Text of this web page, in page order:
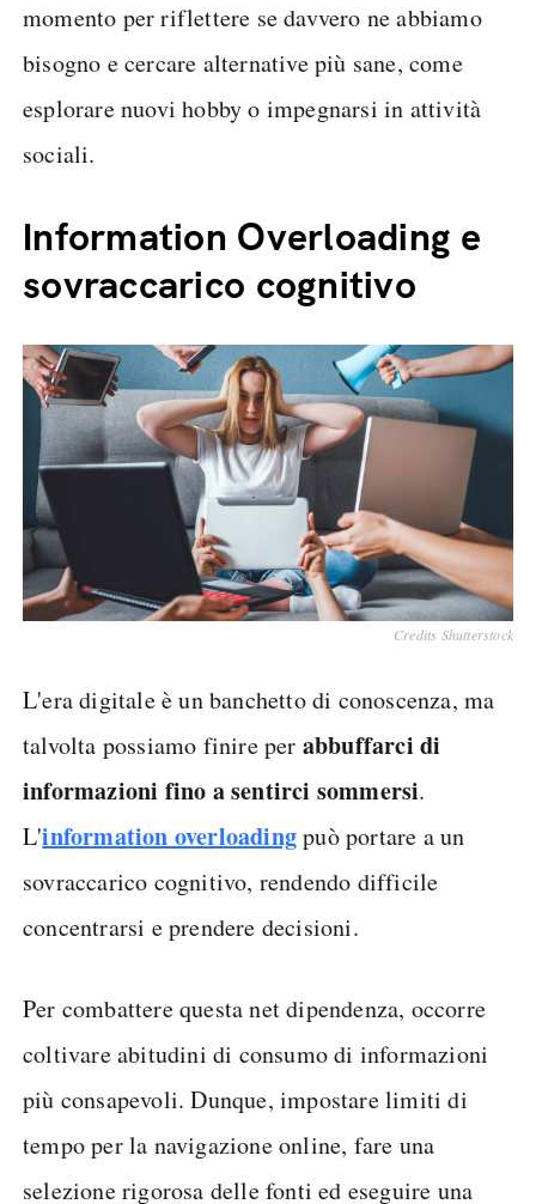
momento per riflettere se davvero ne abbiamo
bisogno e cercare alternative più sane, come
esplorare nuovi hobby o impegnarsi in attività
sociali.
Information Overloading e
sovraccarico cognitivo
Credits Shutterstock
L'era digitale è un banchetto di conoscenza, ma
talvolta possiamo finire per abbuffarci di
informazioni fino a sentirci sommersi.
L'information overloadingpuò portare a un
sovraccarico cognitivo, rendendo difficile
concentrarsi e prendere decisioni.
Per combattere questa net dipendenza, occorre
coltivare abitudini di consumo di informazioni
più consapevoli. Dunque, impostare limiti di
tempo per la navigazione online, fare una
selezione rigorosa delle fonti ed eseguire una